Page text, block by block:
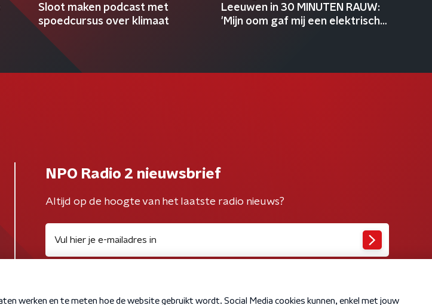
Sloot maken podcast met
spoedcursus over klimaat
Leeuwen in 30 MINUTEN RAUW:
'Mijn oom gaf mij een elektrische
NPO Radio 2 nieuwsbrief
Altijd op de hoogte van het laatste radio nieuws?